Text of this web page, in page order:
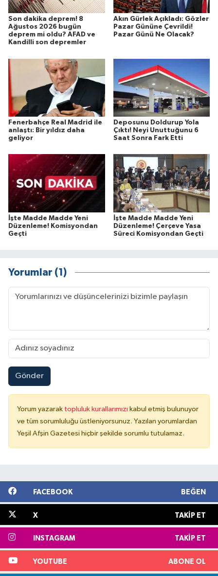
Son dakika deprem! 8
Ağustos 2026 bugün
deprem mi oldu? AFAD ve
Kandilli son depremler
Akın Gürlek Açıkladı: Gözler
Pazar Gününe Çevrildi!
Pazar Günü Ne Olacak?
Fenerbahçe Real Madrid ile
anlaştı: Bir yıldız daha
geliyor
Deposunu Doldurup Yola
Çıktı! Neyi Unuttuğunu 6
Saat Sonra Fark Etti
İşte Madde Madde Yeni
Düzenleme! Komisyondan
Geçti
İşte Madde Madde Yeni
Düzenleme! Çerçeve Yasa
Süreci Komisyondan Geçti
Yorumlar (1)
Gönder
Yorum yazarak topluluk kurallarımızı kabul etmiş bulunuyor
ve tüm sorumluluğu üstleniyorsunuz. Yazılan yorumlardan
Yeşil Afşin Gazetesi hiçbir şekilde sorumlu tutulamaz.
FACEBOOK BEĞEN
X TAKIP ET
INSTAGRAM TAKIP ET
YOUTUBE ABONE OL